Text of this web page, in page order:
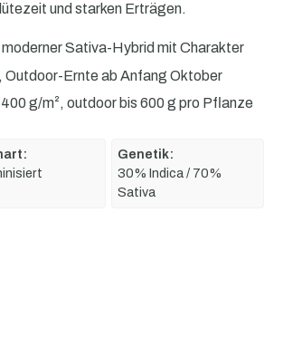
und starken Erträgen.
Sativa-Hybrid mit Charakter
Outdoor-Ernte ab Anfang Oktober
g/m², outdoor bis 600 g pro Pflanze
Genetik:
30% Indica / 70%
Sativa